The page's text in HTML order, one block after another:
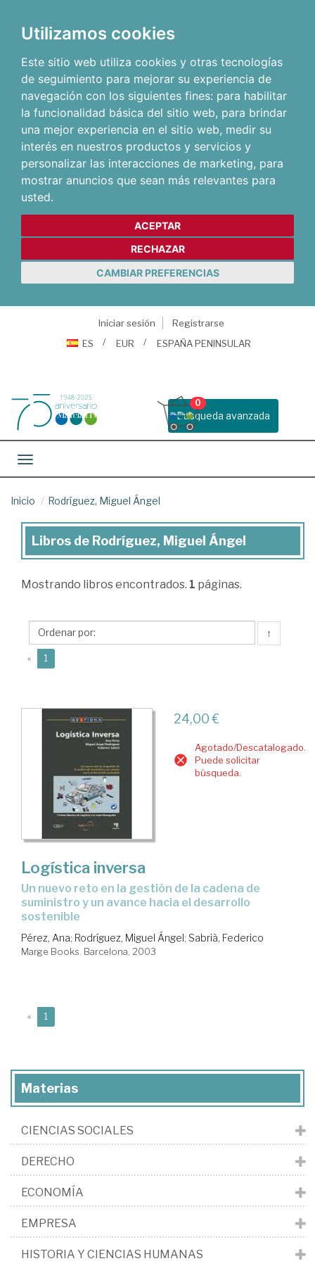
Utilizamos cookies
Este sitio web utiliza cookies y otras tecnologías
de seguimiento para mejorar su experiencia de
navegación con los siguientes fines: para habilitar
la funcionalidad básica del sitio web, para brindar
una mejor experiencia en el sitio web, medir su
interés en nuestros productos y servicios y
personalizar las interacciones de marketing, para
mostrar anuncios que sean más relevantes para
usted.
ACEPTAR
RECHAZAR
CAMBIAR PREFERENCIAS
Iniciar sesión
Registrarse
ES
EUR ESPAÑA PENINSULAR
Busqueda avanzada
0
Toggle navigation
Inicio Rodríguez, Miguel Ángel
Libros
Rodríguez,
Ángel
Libros de Rodríguez, Miguel Ángel
Mostrando libros encontrados. 1 páginas.
↑
« 1
24,00 €
Agotado/Descatalogado.
Puede solicitar
búsqueda.
Logística inversa
un nuevo reto en la gestión de la cadena de
suministro y un avance hacia el desarrollo
sostenible
Pérez, Ana; Rodríguez, Miguel Ángel; Sabrià, Federico
Marge Books. Barcelona, 2003
« 1
Materias
CIENCIAS SOCIALES
DERECHO
ECONOMÍA
EMPRESA
HISTORIA Y CIENCIAS HUMANAS